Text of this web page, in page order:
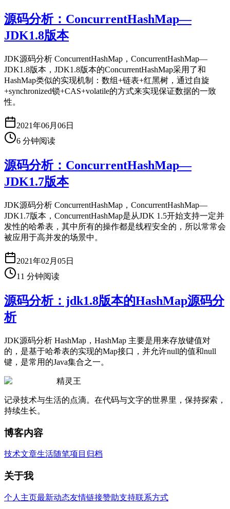
源码分析：ConcurrentHashMap—
JDK1.8版本
JDK源码分析 ConcurrentHashMap，ConcurrentHashMap—
JDK1.8版本，JDK1.8版本的ConcurrentHashMap采用了和
HashMap类似的实现机制：数组+链表+红黑树，通过自旋
+synchronized锁+CAS+volatile的方式来实现保证数据的一致
性。
2021年06月06日
6 分钟阅读
源码分析：ConcurrentHashMap—
JDK1.7版本
JDK源码分析 ConcurrentHashMap，ConcurrentHashMap—
JDK1.7版本，ConcurrentHashMap是从JDK 1.5开始支持一定并
发性的哈希表，其中所有的操作都是线程安全的，所以常常会
被应用于高并发的场景中。
2021年02月05日
11 分钟阅读
源码分析：jdk1.8版本的HashMap源码分
析
JDK源码分析 HashMap，HashMap 主要是用来存放键值对
的，是基于哈希表的实现的Map接口，并允许null的值和null
键，是常用的Java集合之一。
精灵王
记录技术与生活的点滴。在代码与文字的世界里，保持探索，
持续生长。
博客内容
技术文章生活随笔项目归档
关于我
个人主页最新动态友情链接赞助支持联系方式